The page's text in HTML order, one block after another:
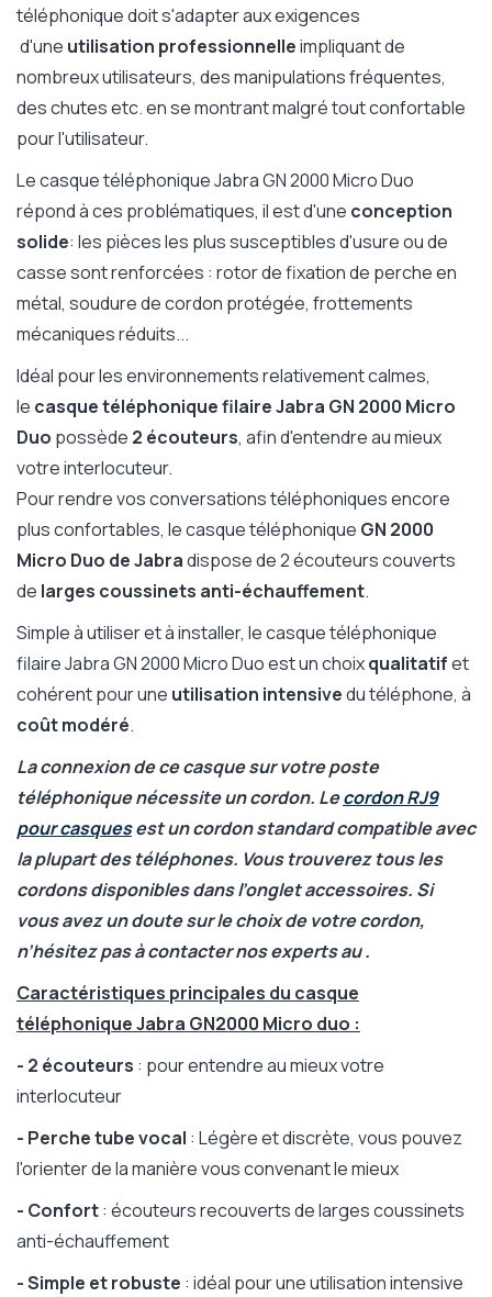
téléphonique doit s'adapter aux exigences
d'une utilisation professionnelleimpliquant de
nombreux utilisateurs, des manipulations fréquentes,
des chutes etc. en se montrant malgré tout confortable
pour l'utilisateur.
Le casque téléphonique Jabra GN 2000 Micro Duo
répond à ces problématiques, il est d'une conception
solide: les pièces les plus susceptibles d'usure ou de
casse sont renforcées : rotor de fixation de perche en
métal, soudure de cordon protégée, frottements
mécaniques réduits...
Idéal pour les environnements relativement calmes,
le casque téléphonique filaire Jabra GN 2000 Micro
Duo possède 2 écouteurs, afin d'entendre au mieux
votre interlocuteur.
Pour rendre vos conversations téléphoniques encore
plus confortables, le casque téléphonique GN 2000
Micro Duo de Jabradispose de 2 écouteurs couverts
de larges coussinets anti-échauffement.
Simple à utiliser et à installer, le casque téléphonique
filaire Jabra GN 2000 Micro Duo est un choixqualitatifet
cohérent pour une utilisation intensivedu téléphone, à
coût modéré.
La connexion de ce casque sur votre poste
téléphonique nécessite un cordon. Lecordon RJ9
pour casquesest un cordon standard compatible avec
la plupart des téléphones. Vous trouverez tous les
cordons disponibles dans l’onglet accessoires. Si
vous avez un doute sur le choix de votre cordon,
n’hésitez pas à contacter nos experts au .
Caractéristiques principales du casque
téléphonique Jabra GN2000 Micro duo :
- 2 écouteurs : pour entendre au mieux votre
interlocuteur
- Perche tube vocal : Légère et discrète, vous pouvez
l'orienter de la manière vous convenant le mieux
- Confort: écouteurs recouverts de larges coussinets
anti-échauffement
- Simple et robuste : idéal pour une utilisation intensive